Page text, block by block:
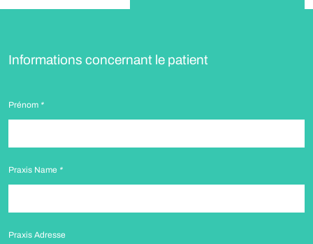
Informations concernant le patient
Prénom *
Praxis Name *
Praxis Adresse